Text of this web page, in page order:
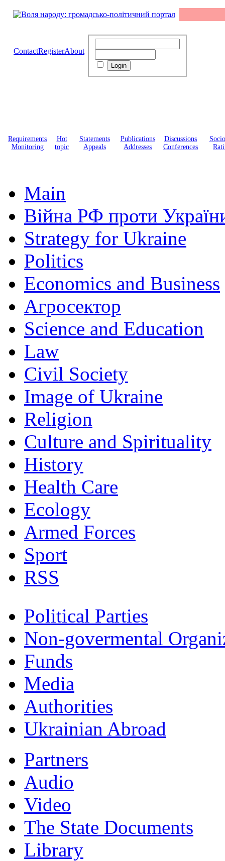
ContactRegisterAbout
Requirements
Monitoring
Hot
topic
Statements
Appeals
Publications
Addresses
Discussions
Conferences
Main
Війна РФ проти
Strategy for Ukraine
Politics
Economics and Business
Агросектор
Science and Education
Law
Civil Society
Image of Ukraine
Religion
Culture and Spirituality
History
Health Care
Ecology
Armed Forces
Sport
RSS
Political Parties
Non-govermental
Funds
Мedia
Authorities
Ukrainian Abroad
Partners
Audio
Video
The State Documents
Library